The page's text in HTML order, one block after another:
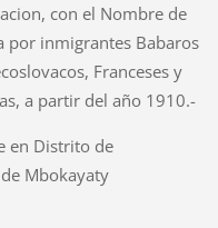
con el Nombre de
por inmigrantes Babaros
Franceses y
a partir del año 1910.-
Distrito de
Mbokayaty